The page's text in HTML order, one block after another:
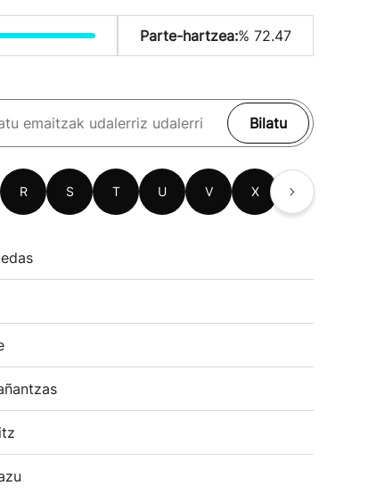
Parte-hartzea:% 72.47
Bilatu
R S T U V X